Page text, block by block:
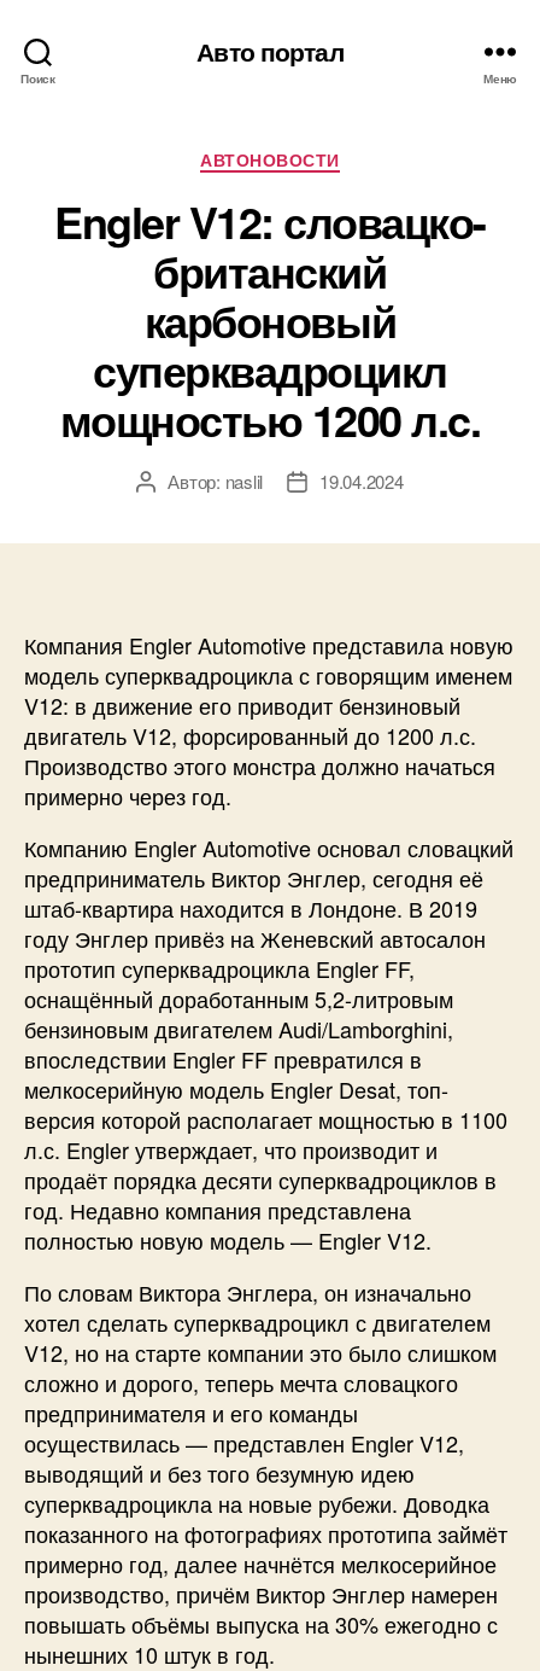
Поиск
Авто портал
Меню
Рубрики
АВТОНОВОСТИ
Engler V12: словацко-
британский
карбоновый
суперквадроцикл
мощностью 1200 л.c.
АвторАвтор: naslil
Дата19.04.2024
Компания Engler Automotive представила новую
модель суперквадроцикла с говорящим именем
V12: в движение его приводит бензиновый
двигатель V12, форсированный до 1200 л.с.
Производство этого монстра должно начаться
примерно через год.
Компанию Engler Automotive основал словацкий
предприниматель Виктор Энглер, сегодня её
штаб-квартира находится в Лондоне. В 2019
году Энглер привёз на Женевский автосалон
прототип суперквадроцикла Engler FF,
оснащённый доработанным 5,2-литровым
бензиновым двигателем Audi/Lamborghini,
впоследствии Engler FF превратился в
мелкосерийную модель Engler Desat, топ-
версия которой располагает мощностью в 1100
л.с. Engler утверждает, что производит и
продаёт порядка десяти суперквадроциклов в
год. Недавно компания представлена
полностью новую модель — Engler V12.
По словам Виктора Энглера, он изначально
хотел сделать суперквадроцикл с двигателем
V12, но на старте компании это было слишком
сложно и дорого, теперь мечта словацкого
предпринимателя и его команды
осуществилась — представлен Engler V12,
выводящий и без того безумную идею
суперквадроцикла на новые рубежи. Доводка
показанного на фотографиях прототипа займёт
примерно год, далее начнётся мелкосерийное
производство, причём Виктор Энглер намерен
повышать объёмы выпуска на 30% ежегодно с
нынешних 10 штук в год.